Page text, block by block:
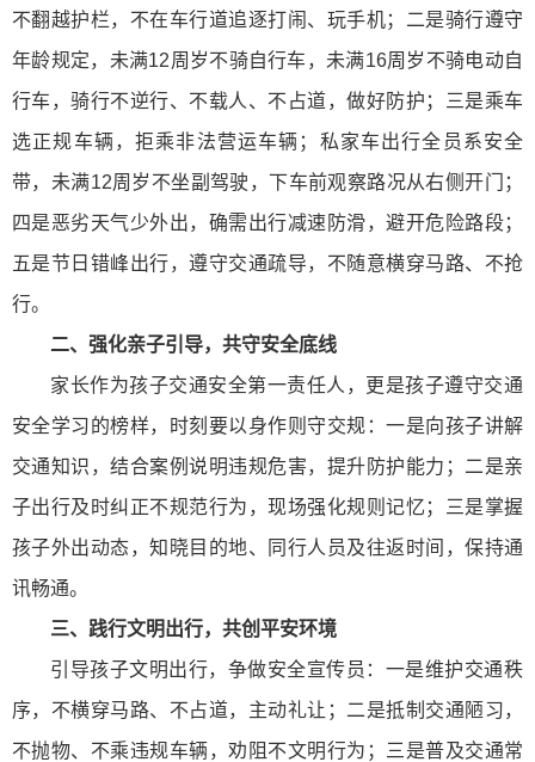
不翻越护栏，不在车行道追逐打闹、玩手机；二是骑行遵守
年龄规定，未满12周岁不骑自行车，未满16周岁不骑电动自
行车，骑行不逆行、不载人、不占道，做好防护；三是乘车
选正规车辆，拒乘非法营运车辆；私家车出行全员系安全
带，未满12周岁不坐副驾驶，下车前观察路况从右侧开门；
四是恶劣天气少外出，确需出行减速防滑，避开危险路段；
五是节日错峰出行，遵守交通疏导，不随意横穿马路、不抢
行。
二、强化亲子引导，共守安全底线
家长作为孩子交通安全第一责任人，更是孩子遵守交通
安全学习的榜样，时刻要以身作则守交规：一是向孩子讲解
交通知识，结合案例说明违规危害，提升防护能力；二是亲
子出行及时纠正不规范行为，现场强化规则记忆；三是掌握
孩子外出动态，知晓目的地、同行人员及往返时间，保持通
讯畅通。
三、践行文明出行，共创平安环境
引导孩子文明出行，争做安全宣传员：一是维护交通秩
序，不横穿马路、不占道，主动礼让；二是抵制交通陋习，
不抛物、不乘违规车辆，劝阻不文明行为；三是普及交通常